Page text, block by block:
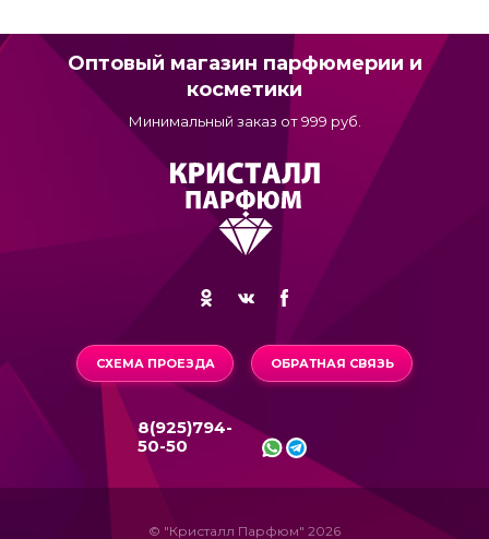
Оптовый магазин парфюмерии и
косметики
Минимальный заказ от 999 руб.
СХЕМА ПРОЕЗДА ОБРАТНАЯ СВЯЗЬ
8(925)794-
50-50
© "Кристалл Парфюм" 2026